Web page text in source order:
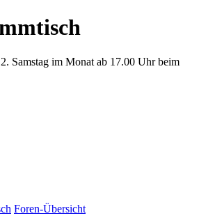
Samstag im Monat ab 17.00 Uhr beim
Foren-Übersicht